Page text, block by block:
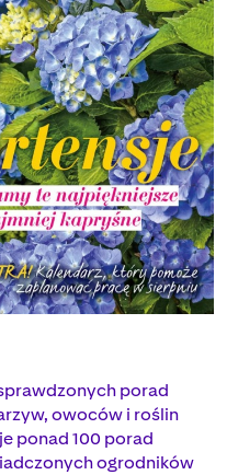
porad
owoców i roślin
ponad 100 porad
ogrodników